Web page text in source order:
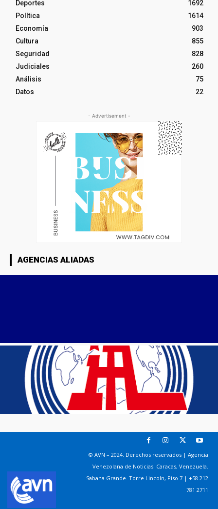
Deportes
1692
Política
1614
Economía
903
Cultura
855
Seguridad
828
Judiciales
260
Análisis
75
Datos
22
- Advertisement -
AGENCIAS ALIADAS
© AVN – 2024. Derechos reservados | Agencia
Venezolana de Noticias. Caracas, Venezuela.
Sabana Grande. Torre Lincoln, Piso 7 | +58 212
781 2711